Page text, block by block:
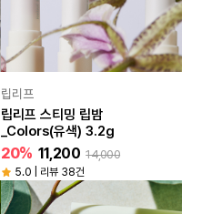
립리프
립리프 스티밍 립밤
_Colors(유색) 3.2g
20% 11,200 14,000
5.0 | 리뷰 38건